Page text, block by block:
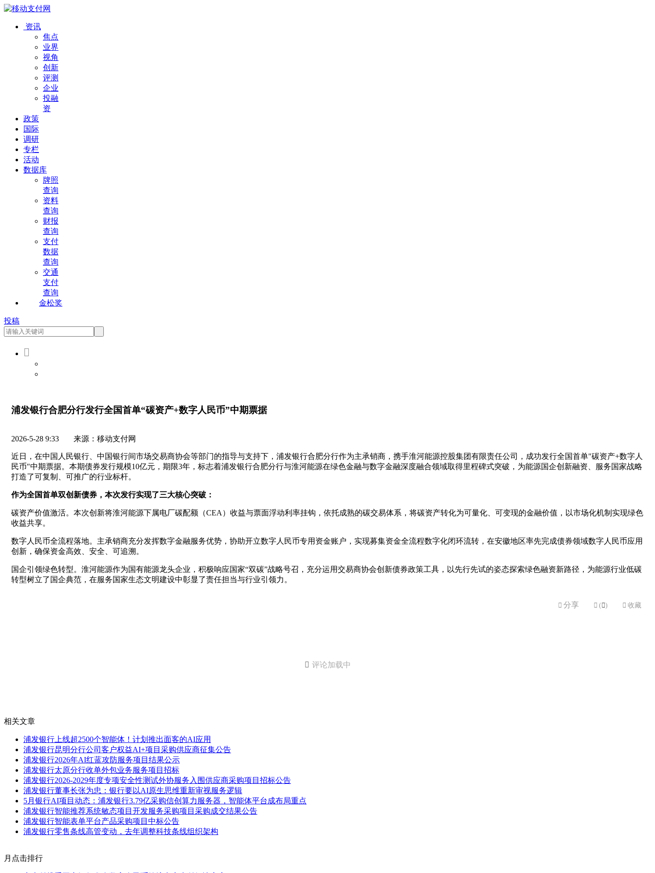
资讯
焦点
业界
视角
创新
评测
企业
投融
资
政策
国际
调研
专栏
活动
数据库
牌照
查询
资料
查询
财报
查询
支付
数据
查询
交通
支付
查询
金松奖
投稿

浦发银行合肥分行发行全国首单“碳资产+数字人民币”中期票据
2026-5-28 9:33 来源：移动支付网
近日，在中国人民银行、中国银行间市场交易商协会等部门的指导与支持下，浦发银行合肥分行作为主承销商，携手淮河能源控股集团有限责任公司，成功发行全国首单"碳资产+数字人
民币"中期票据。本期债券发行规模10亿元，期限3年，标志着浦发银行合肥分行与淮河能源在绿色金融与数字金融深度融合领域取得里程碑式突破，为能源国企创新融资、服务国家战略
打造了可复制、可推广的行业标杆。
作为全国首单双创新债券，本次发行实现了三大核心突破：
碳资产价值激活。本次创新将淮河能源下属电厂碳配额（CEA）收益与票面浮动利率挂钩，依托成熟的碳交易体系，将碳资产转化为可量化、可变现的金融价值，以市场化机制实现绿色
收益共享。
数字人民币全流程落地。主承销商充分发挥数字金融服务优势，协助开立数字人民币专用资金账户，实现募集资金全流程数字化闭环流转，在安徽地区率先完成债券领域数字人民币应用
创新，确保资金高效、安全、可追溯。
国企引领绿色转型。淮河能源作为国有能源龙头企业，积极响应国家“双碳”战略号召，充分运用交易商协会创新债券政策工具，以先行先试的姿态探索绿色融资新路径，为能源行业低碳
转型树立了国企典范，在服务国家生态文明建设中彰显了责任担当与行业引领力。
 分享  ( )  收藏
 评论加载中
相关文章
浦发银行上线超2500个智能体！计划推出面客的AI应用
浦发银行昆明分行公司客户权益AI+项目采购供应商征集公告
浦发银行2026年AI红蓝攻防服务项目结果公示
浦发银行太原分行收单外包业务服务项目招标
浦发银行2026-2029年度专项安全性测试外协服务入围供应商采购项目招标公告
浦发银行董事长张为忠：银行要以AI原生思维重新审视服务逻辑
5月银行AI项目动态：浦发银行3.79亿采购信创算力服务器，智能体平台成布局重点
浦发银行智能推荐系统敏态项目开发服务采购项目采购成交结果公告
浦发银行智能表单平台产品采购项目中标公告
浦发银行零售条线高管变动，去年调整科技条线组织架构
月点击排行